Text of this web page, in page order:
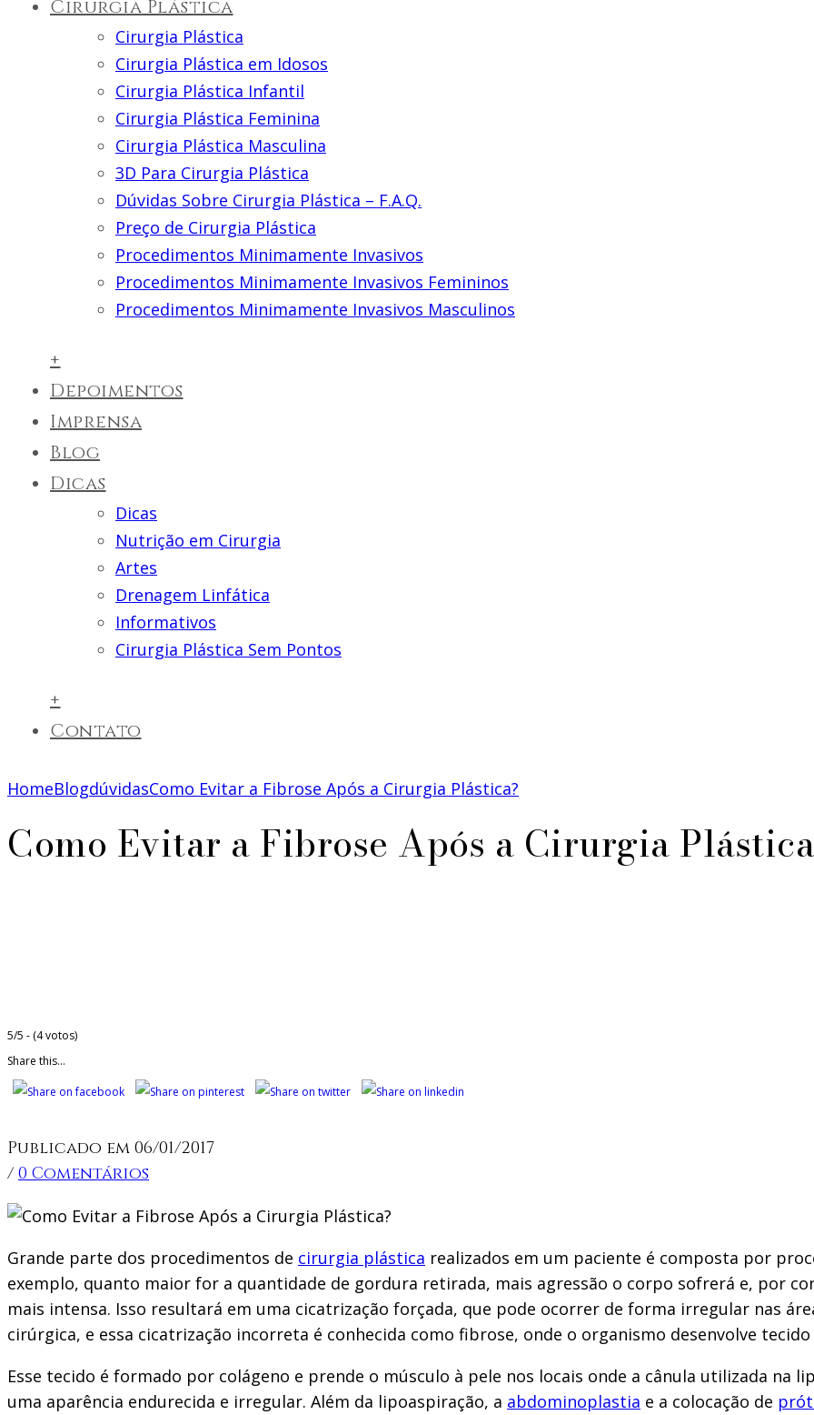
Cirurgia Plástica
Cirurgia Plástica
Cirurgia Plástica em Idosos
Cirurgia Plástica Infantil
Cirurgia Plástica Feminina
Cirurgia Plástica Masculina
3D Para Cirurgia Plástica
Dúvidas Sobre Cirurgia Plástica – F.A.Q.
Preço de Cirurgia Plástica
Procedimentos Minimamente Invasivos
Procedimentos Minimamente Invasivos Femininos
Procedimentos Minimamente Invasivos Masculinos
+
Depoimentos
Imprensa
Blog
Dicas
Dicas
Nutrição em Cirurgia
Artes
Drenagem Linfática
Informativos
Cirurgia Plástica Sem Pontos
+
Contato
HomeBlogdúvidasComo Evitar a Fibrose Após a Cirurgia Plástica?
Como Evitar a Fibrose Após a Cirurgia
5/5 - (4 votos)
Share this...
Publicado em 06/01/2017
/ 0 Comentários
Grande parte dos procedimentos de cirurgia plástica realizados em um paciente é composta por
exemplo, quanto maior for a quantidade de gordura retirada, mais agressão o corpo sofrerá e, por
mais intensa. Isso resultará em uma cicatrização forçada, que pode ocorrer de forma irregular nas
cirúrgica, e essa cicatrização incorreta é conhecida como fibrose, onde o organismo desenvolve
Esse tecido é formado por colágeno e prende o músculo à pele nos locais onde a cânula utilizada na
uma aparência endurecida e irregular. Além da lipoaspiração, a abdominoplastia e a colocação de